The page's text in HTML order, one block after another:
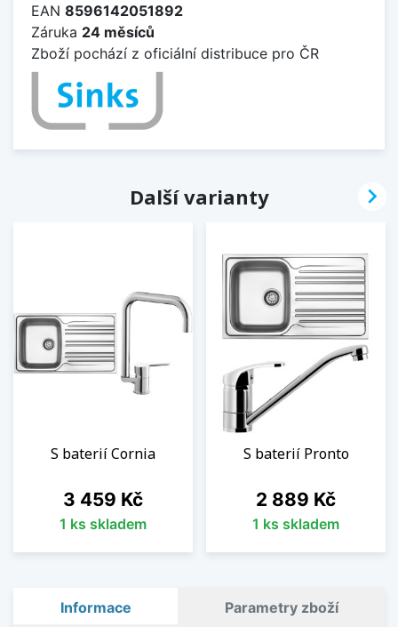
EAN 8596142051892
Záruka 24 měsíců
Zboží pochází z oficiální distribuce pro ČR
Další varianty
S baterií Cornia
Cena
3 459 Kč
1 ks skladem
S baterií Pronto
Cena
2 889 Kč
1 ks skladem

Informace Parametry zboží